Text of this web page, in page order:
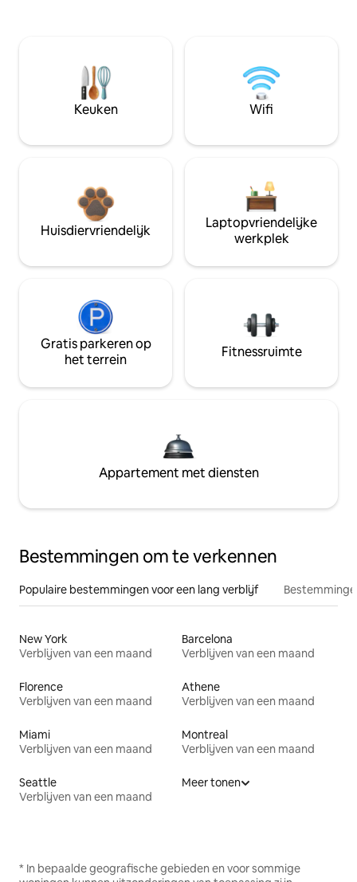
Keuken Wifi
Huisdiervriendelijk
Laptopvriendelijke
werkplek
Gratis parkeren op
het terrein
Fitnessruimte
Appartement met diensten
Bestemmingen om te verkennen
Populaire bestemmingen voor een lang verblijf
New York
Verblijven van een maand
Barcelona
Verblijven van een maand
Florence
Verblijven van een maand
Athene
Verblijven van een maand
Miami
Verblijven van een maand
Montreal
Verblijven van een maand
Seattle
Verblijven van een maand
Meer tonen
* In bepaalde geografische gebieden en voor sommige